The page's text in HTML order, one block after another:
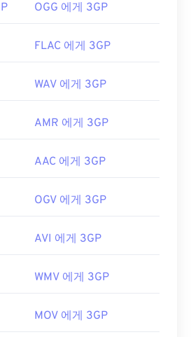
OGG 에게 3GP
FLAC 에게 3GP
WAV 에게 3GP
AMR 에게 3GP
AAC 에게 3GP
OGV 에게 3GP
AVI 에게 3GP
WMV 에게 3GP
MOV 에게 3GP